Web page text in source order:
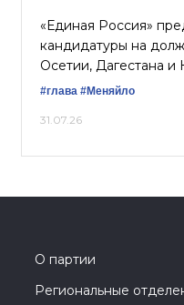
«Единая Россия»
кандидатуры на
Осетии, Дагестана и
#глава #Меняйло
31.07.26
О партии
Региональные